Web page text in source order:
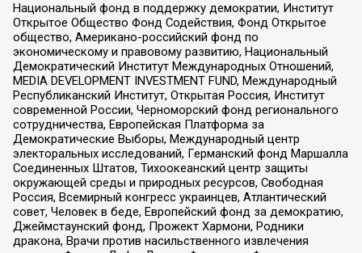
Национальный фонд в поддержку демократии, Институт
Открытое Общество Фонд Содействия, Фонд Открытое
общество, Американо-российский фонд по
экономическому и правовому развитию, Национальный
Демократический Институт Международных Отношений,
MEDIA DEVELOPMENT INVESTMENT FUND, Международный
Республиканский Институт, Открытая Россия, Институт
современной России, Черноморский фонд регионального
сотрудничества, Европейская Платформа за
Демократические Выборы, Международный центр
электоральных исследований, Германский фонд Маршалла
Соединенных Штатов, Тихоокеанский центр защиты
окружающей среды и природных ресурсов, Свободная
Россия, Всемирный конгресс украинцев, Атлантический
совет, Человек в беде, Европейский фонд за демократию,
Джеймстаунский фонд, Прожект Хармони, Родники
дракона, Врачи против насильственного извлечения